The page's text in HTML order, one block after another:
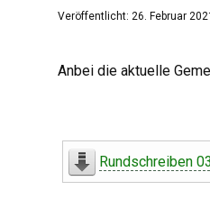
Veröffentlicht: 26. Februar
Anbei die aktuelle
Rundschreiben